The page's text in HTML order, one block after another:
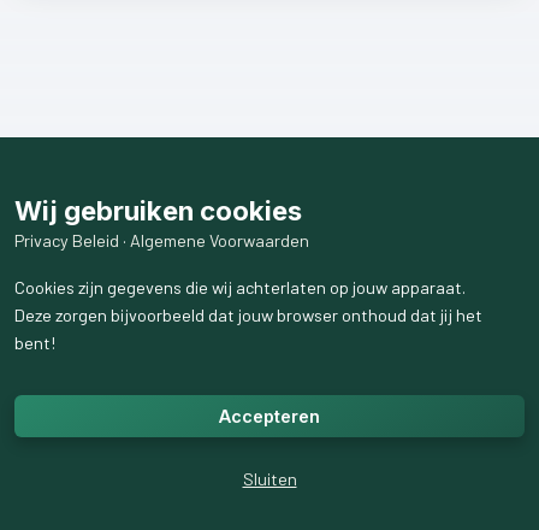
Wij gebruiken cookies
Privacy Beleid · Algemene Voorwaarden
Cookies zijn gegevens die wij achterlaten op jouw apparaat.
Deze zorgen bijvoorbeeld dat jouw browser onthoud dat jij het
bent!
Accepteren
Sluiten